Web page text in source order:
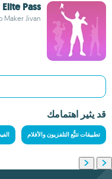
Pass
Maker Jivan
قد يثير اهتمامك
تطبيقات تتبُّع التلفزيون والأفلام